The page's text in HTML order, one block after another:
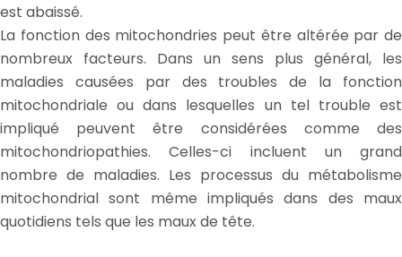
est abaissé.
La fonction des mitochondries peut être altérée par de
nombreux facteurs. Dans un sens plus général, les
maladies causées par des troubles de la fonction
mitochondriale ou dans lesquelles un tel trouble est
impliqué peuvent être considérées comme des
mitochondriopathies. Celles-ci incluent un grand
nombre de maladies. Les processus du métabolisme
mitochondrial sont même impliqués dans des maux
quotidiens tels que les maux de tête.